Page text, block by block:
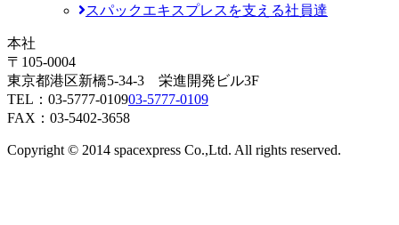
スパックエキスプレスを支える社員達
本社
〒105-0004
東京都港区新橋5-34-3 栄進開発ビル3F
TEL： 03-5777-010903-5777-0109
FAX：03-5402-3658
Copyright © 2014 spacexpress Co.,Ltd. All rights reserved.